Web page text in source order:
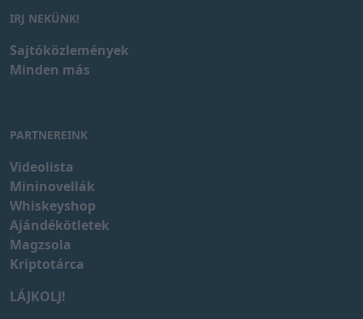
IRJ NEKÜNK!
Sajtóközlemények
Minden más
PARTNEREINK
Videolista
Mininovellák
Whiskeyshop
Ajándékötletek
Magzsola
Kriptotárca
LÁJKOLJ!